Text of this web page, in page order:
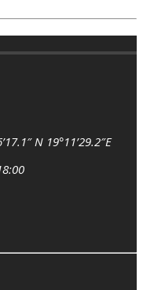
N 19°11’29.2″E